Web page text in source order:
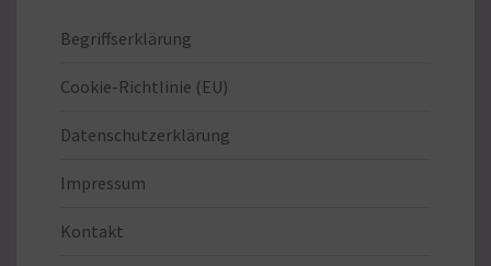
Begriffserklärung
Cookie-Richtlinie (EU)
Datenschutzerklärung
Impressum
Kontakt